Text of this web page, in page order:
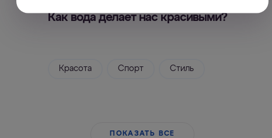
Как вода делает нас красивыми?
Красота Спорт Стиль
ПОКАЗАТЬ ВСЕ